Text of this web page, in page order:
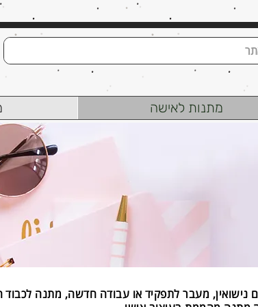
מתנות לאישה
נישואין, מעבר לתפקיד או עבודה חדשה, מתנה